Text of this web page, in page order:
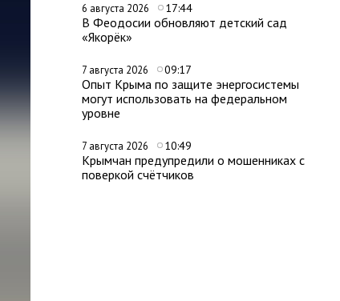
6 августа 2026 17:44
В Феодосии обновляют детский сад
«Якорёк»
7 августа 2026 09:17
Опыт Крыма по защите энергосистемы
могут использовать на федеральном
уровне
7 августа 2026 10:49
Крымчан предупредили о мошенниках с
поверкой счётчиков